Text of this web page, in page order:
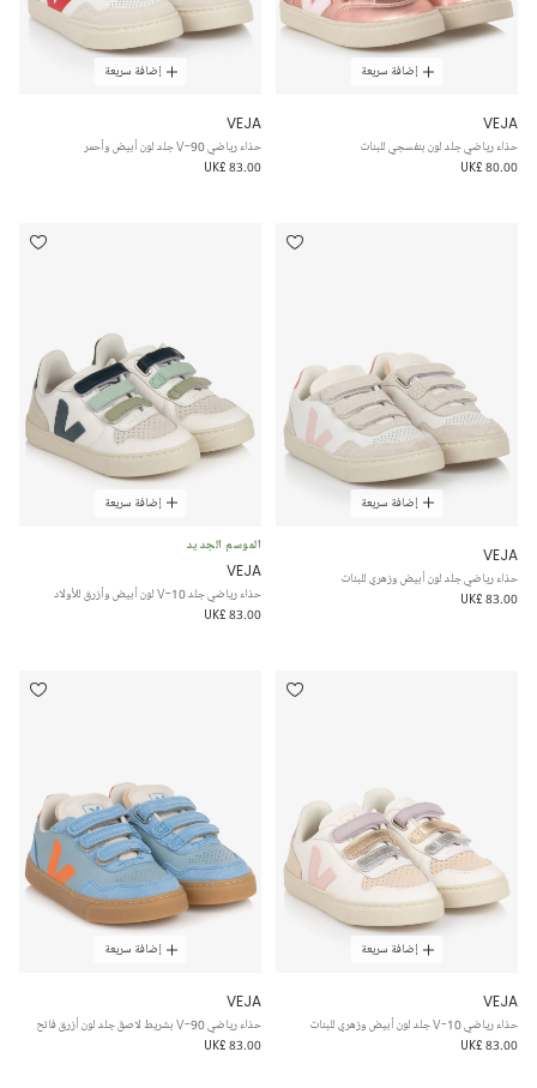
إضافة سريعة
VEJA
حذاء رياضي جلد لون بنفسجي للبنات
UK£ 80.00
إضافة سريعة
VEJA
حذاء رياضي V-90 جلد لون أبيض وأحمر
UK£ 83.00
إضافة سريعة
VEJA
حذاء رياضي جلد لون أبيض وزهري للبنات
UK£ 83.00
إضافة سريعة
الموسم الجديد
VEJA
حذاء رياضي جلد V-10 لون أبيض وأزرق للأولاد
UK£ 83.00
إضافة سريعة
VEJA
حذاء رياضي V-10 جلد لون أبيض وزهري للبنات
UK£ 83.00
إضافة سريعة
VEJA
حذاء رياضي V-90 بشريط لاصق جلد لون أزرق فاتح
UK£ 83.00